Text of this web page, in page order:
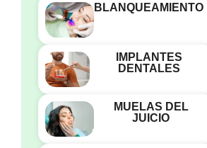
BLANQUEAMIENTO
IMPLANTES
DENTALES
MUELAS DEL
JUICIO